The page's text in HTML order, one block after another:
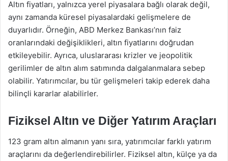
Altın fiyatları, yalnızca yerel piyasalara bağlı olarak değil,
aynı zamanda küresel piyasalardaki gelişmelere de
duyarlıdır. Örneğin, ABD Merkez Bankası’nın faiz
oranlarındaki değişiklikleri, altın fiyatlarını doğrudan
etkileyebilir. Ayrıca, uluslararası krizler ve jeopolitik
gerilimler de altın alım satımında dalgalanmalara sebep
olabilir. Yatırımcılar, bu tür gelişmeleri takip ederek daha
bilinçli kararlar alabilirler.
Fiziksel Altın ve Diğer Yatırım Araçları
123 gram altın almanın yanı sıra, yatırımcılar farklı yatırım
araçlarını da değerlendirebilirler. Fiziksel altın, külçe ya da